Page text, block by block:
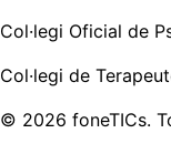
Col·legi Oficial de
Col·legi de
© 2026 foneTICs.